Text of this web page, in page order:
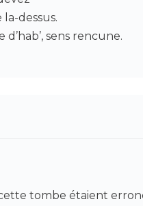
dessus.
sens rencune.
tombe étaient